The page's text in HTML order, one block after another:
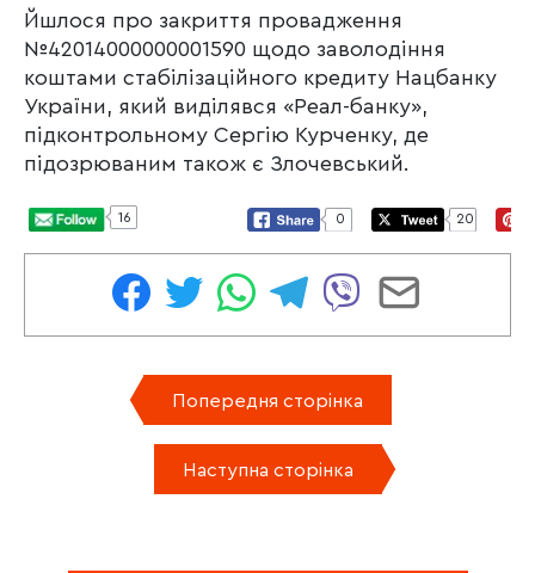
Йшлося про закриття провадження
№42014000000001590 щодо заволодіння
коштами стабілізаційного кредиту Нацбанку
України, який виділявся «Реал-банку»,
підконтрольному Сергію Курченку, де
підозрюваним також є Злочевський.
16 0 20
Попередня сторінка
Наступна сторінка